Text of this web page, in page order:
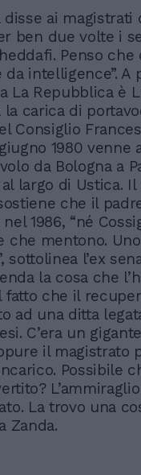
disse ai magistrati
ben due volte i
Penso
intelligence”. A
La Repubblica è
carica di
Consiglio
1980 venne
da Bologna a
largo di Ustica.
che il
1986, “né
che mentono.
sottolinea l’ex
la cosa che
fatto che il
ad una ditta
C’era un
il magistrato
Possibile
La trovo una
Zanda.